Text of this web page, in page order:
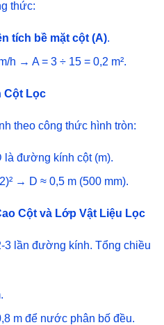
thức:
tích bề mặt cột (A).
h → A = 3 ÷ 15 = 0,2 m².
Cột Lọc
theo công thức hình tròn:
là đường kính cột (m).
→ D ≈ 0,5 m (500 mm).
Cột và Lớp Vật Liệu Lọc
lần đường kính. Tổng chiều
m để nước phân bố đều.